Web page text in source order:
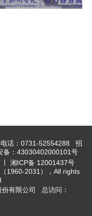
话：0731-52554288 招
备：43030402000101号
湘ICP备 12001437号
1960-2031），All rights
有限公司 总访问：